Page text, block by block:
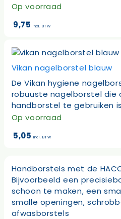
Op voorraad
9,75 incl. BTW
Vikan nagelborstel blauw
De Vikan hygiene
robuuste nagelborstel die
handborstel te gebruiken is
Op voorraad
5,05 incl. BTW
Handborstels met de
Bijvoorbeeld een
schoon te maken, een
smalle openingen,
afwasborstels